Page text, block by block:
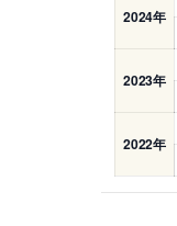
2024年
2023年
2022年